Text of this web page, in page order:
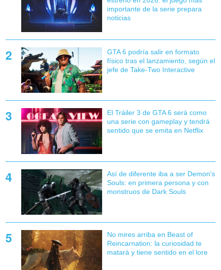
importante de la serie prepara
noticias
GTA 6 podría salir en formato
físico tras el lanzamiento, según el
jefe de Take-Two Interactive
El Tráiler 3 de GTA 6 será como
una serie con gameplay y tendrá
sentido que se emita en Netflix
Así de diferente iba a ser Demon's
Souls: en primera persona y con
monstruos de Dark Souls
No mires arriba en Beast of
Reincarnation: la curiosidad te
matará y tiene sentido en el lore